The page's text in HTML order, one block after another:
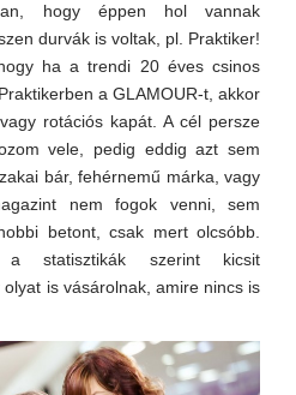
hogy éppen hol vannak
durvák is voltak, pl. Praktiker!
ha a trendi 20 éves csinos
a GLAMOUR-t, akkor
rotációs kapát. A cél persze
vele, pedig eddig azt sem
bár, fehérnemű márka, vagy
nem fogok venni, sem
betont, csak mert olcsóbb.
statisztikák szerint kicsit
olyat is vásárolnak, amire nincs is